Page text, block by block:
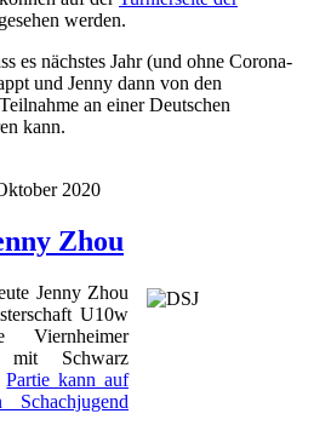
werden.
es nächstes Jahr (und ohne Corona-
und Jenny dann von den
an einer Deutschen
kann.
2020
Zhou
Jenny Zhou
U10w
Viernheimer
mit Schwarz
Partie kann auf